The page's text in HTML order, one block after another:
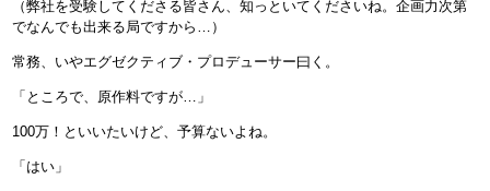
（弊社を受験してくださる皆さん、知っといてくださいね。企画力次第
でなんでも出来る局ですから…）
常務、いやエグゼクティブ・プロデューサー曰く。
「ところで、原作料ですが…」
100万！といいたいけど、予算ないよね。
「はい」